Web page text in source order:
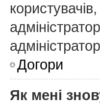
Догори
Як мені